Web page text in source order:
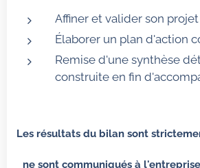
Affiner et valider son
Élaborer un plan d'action
Remise d'une synthèse
construite en fin
Les résultats du bilan sont
ne sont communiqués à